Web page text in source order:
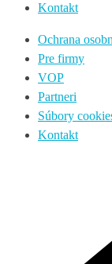
Kontakt
Ochrana
Pre firmy
VOP
Partneri
Súbory
Kontakt